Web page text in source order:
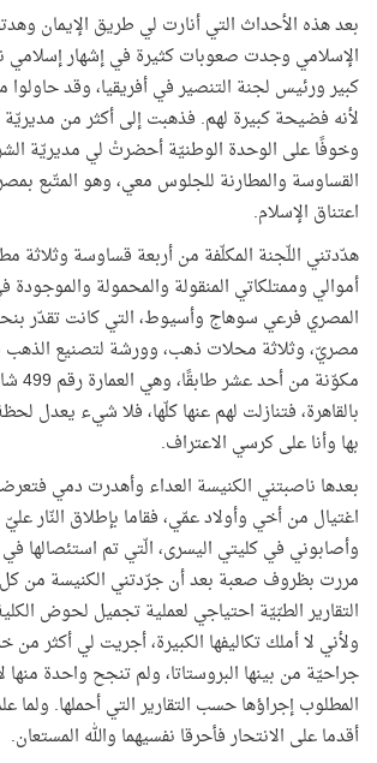
بعد هذه الأحداث التي أنارت لي طريق الإيمان
الإسلامي وجدت صعوبات كثيرة في إشهار إسلامي
كبير ورئيس لجنة التنصير في أفريقيا، وقد
لأنه فضيحة كبيرة لهم. فذهبت إلى أكثر من
وخوفًا على الوحدة الوطنيّة أحضرتْ لي مديريّة
القساوسة والمطارنة للجلوس معي، وهو المتّبع
اعتناق الإسلام.
هدّدتني اللّجنة المكلّفة من أربعة قساوسة وثلاثة
أموالي وممتلكاتي المنقولة والمحمولة والموجودة
المصري فرعي سوهاج وأسيوط، التي كانت تقدّر
مصريّ، وثلاثة محلات ذهب، وورشة لتصنيع الذهب
مكوّنة
بالقاهرة، فتنازلت لهم عنها كلّها، فلا شيء يعدل
بها وأنا على كرسي الاعتراف.
بعدها ناصبتني الكنيسة العداء وأهدرت دمي
اغتيال من أخي وأولاد عمّي، فقاما بإطلاق النّار عليّ
مررت بظروف صعبة بعد أن جرّدتني الكنيسة من
التقارير الطبّيّة احتياجي لعملية تجميل لحوض
ولأني لا أملك تكاليفها الكبيرة، أجريت لي أكثر
جراحيّة من بينها البروستاتا، ولم تنجح واحدة منها
المطلوب إجراؤها حسب التقارير التي أحملها. ولما
أقدما على الانتحار فأحرقا نفسيهما والله المستعان.